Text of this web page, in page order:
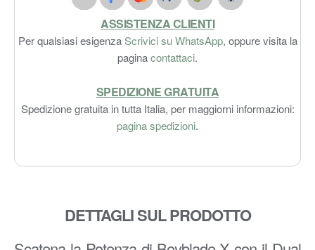
ASSISTENZA CLIENTI
Per qualsiasi esigenzaScrivici su WhatsApp, oppure visita la
paginacontattaci.
SPEDIZIONE GRATUITA
Spedizione gratuita in tutta Italia, per maggiorni informazioni:
pagina spedizioni.
DETTAGLI SUL PRODOTTO